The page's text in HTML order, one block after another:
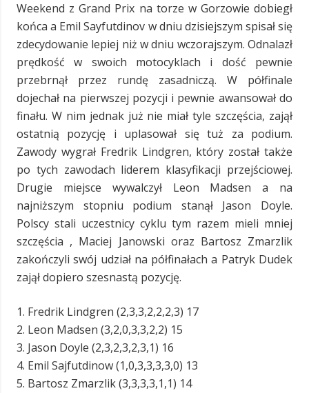
Weekend z Grand Prix na torze w Gorzowie dobiegł
końca a Emil Sayfutdinov w dniu dzisiejszym spisał się
zdecydowanie lepiej niż w dniu wczorajszym. Odnalazł
prędkość w swoich motocyklach i dość pewnie
przebrnął przez rundę zasadniczą. W półfinale
dojechał na pierwszej pozycji i pewnie awansował do
finału. W nim jednak już nie miał tyle szczęścia, zajął
ostatnią pozycję i uplasował się tuż za podium.
Zawody wygrał Fredrik Lindgren, który został także
po tych zawodach liderem klasyfikacji przejściowej.
Drugie miejsce wywalczył Leon Madsen a na
najniższym stopniu podium stanął Jason Doyle.
Polscy stali uczestnicy cyklu tym razem mieli mniej
szczęścia , Maciej Janowski oraz Bartosz Zmarzlik
zakończyli swój udział na półfinałach a Patryk Dudek
zajął dopiero szesnastą pozycję.
1. Fredrik Lindgren (2,3,3,2,2,2,3) 17
2. Leon Madsen (3,2,0,3,3,2,2) 15
3. Jason Doyle (2,3,2,3,2,3,1) 16
4. Emil Sajfutdinow (1,0,3,3,3,3,0) 13
5. Bartosz Zmarzlik (3,3,3,3,1,1) 14